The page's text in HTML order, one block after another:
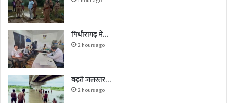
पिथौरागढ़ में…
2 hours ago
बढ़ते जलस्तर…
2 hours ago